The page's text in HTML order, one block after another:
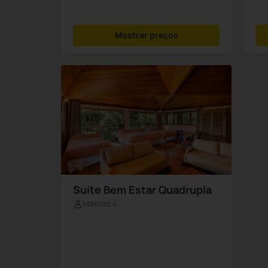
Mostrar preços
Suíte Bem Estar Quadrupla
Máximo 4